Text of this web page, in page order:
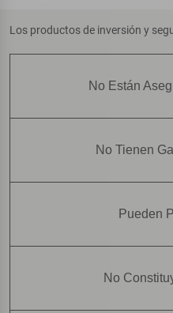
Los productos de inversión y
No Están
No Tienen
Pueden
No